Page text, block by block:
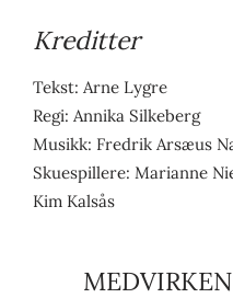
Kreditter
Tekst: Arne Lygre
Regi: Annika Silkeberg
Musikk: Fredrik Arsæus
Skuespillere: Marianne
Kim Kalsås